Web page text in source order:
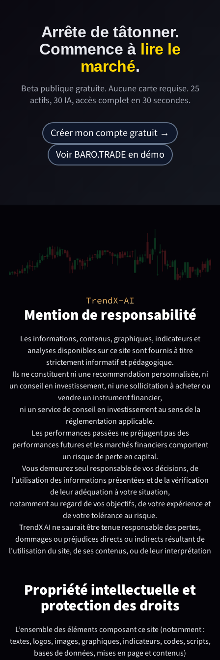
Arrête de tâtonner.
Commence à lire le
marché.
Beta publique gratuite. Aucune carte requise. 25
actifs, 30 IA, accès complet en 30 secondes.
Créer mon compte gratuit →
Voir BARO.TRADE en démo
TrendX-AI
Mention de responsabilité
Les informations, contenus, graphiques, indicateurs et
analyses disponibles sur ce site sont fournis à titre
strictement informatif et pédagogique.
Ils ne constituent ni une recommandation personnalisée, ni
un conseil en investissement, ni une sollicitation à acheter ou
vendre un instrument financier,
ni un service de conseil en investissement au sens de la
réglementation applicable.
Les performances passées ne préjugent pas des
performances futures et les marchés financiers comportent
un risque de perte en capital.
Vous demeurez seul responsable de vos décisions, de
l’utilisation des informations présentées et de la vérification
de leur adéquation à votre situation,
notamment au regard de vos objectifs, de votre expérience et
de votre tolérance au risque.
TrendX AI ne saurait être tenue responsable des pertes,
dommages ou préjudices directs ou indirects résultant de
l’utilisation du site, de ses contenus, ou de leur interprétation
Propriété intellectuelle et
protection des droits
L’ensemble des éléments composant ce site (notamment :
textes, logos, images, graphiques, indicateurs, codes, scripts,
bases de données, mises en page et contenus)